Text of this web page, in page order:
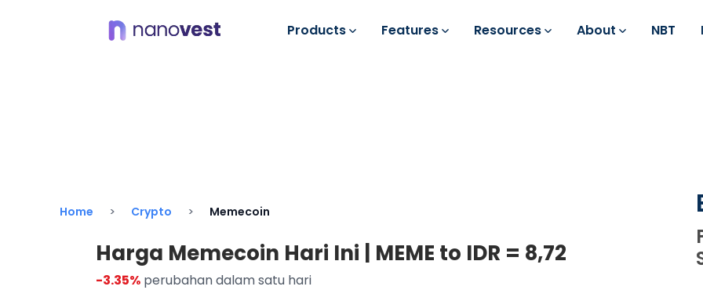
Products Features Resources About NBT
Home Crypto Memecoin
Harga Memecoin Hari Ini | MEME to IDR = 8,72
-3.35% perubahan dalam satu hari